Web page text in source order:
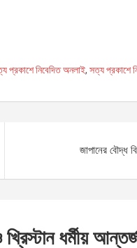
প্রকাশে নিবেদিত অনলাই, সত্য প্রকাশে
জাপানের বৌদ্ধ
খ্রিস্টান ধর্মীয়